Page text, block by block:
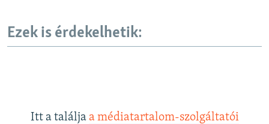
Ezek is érdekelhetik:
Itt a találja a médiatartalom-szolgáltatói